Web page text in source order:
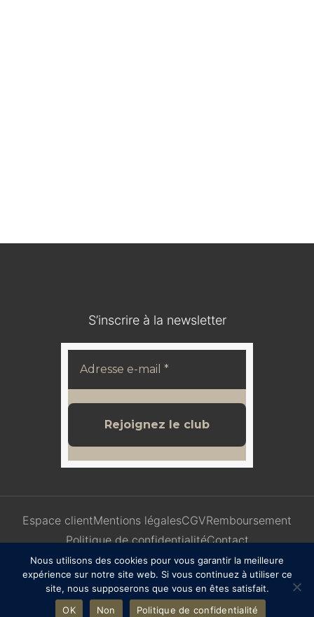
S’inscrire à la newsletter
Espace clientMentions légalesCGVRemboursement
Politique de confidentialitéContact
COPYRIGHT© 2025 | DesignWebdesignStudio 🤍
Nous utilisons des cookies pour vous garantir la meilleure
expérience sur notre site web. Si vous continuez à utiliser ce
site, nous supposerons que vous en êtes satisfait.
OK
Non Politique de confidentialité